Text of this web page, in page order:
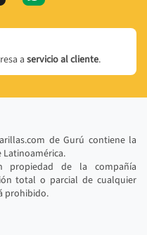
aservicio al cliente.
de Gurú contiene la
Latinoamérica.
propiedad de la compañía
total o parcial de cualquier
prohibido.